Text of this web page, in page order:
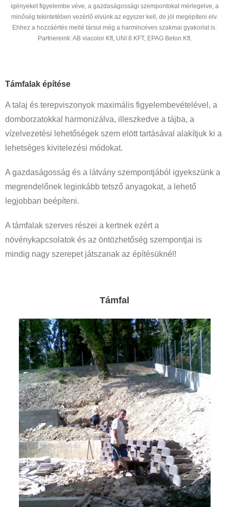
igényeket figyelembe véve, a gazdaságossági szempontokat mérlegelve, a
minőség tekintetében vezérlő elvünk az egyszer kell, de jól megépíteni elv.
Ehhez a hozzáértés mellé társul még a harmincéves szakmai gyakorlat is.
Partnereink: AB viacolor Kft, UNI 8 KFT, EPAG Beton Kft.
Támfal ak építése
A talaj és terepviszonyok maximális figyelembevételével, a
domborzatokkal harmonizálva, illeszkedve a tájba, a
vízelvezetési lehetőségek szem elött tartásával alakítjuk ki a
lehetséges kivitelezési módokat.
A gazdaságosság és a látvány szempontjából igyekszünk a
megrendelőnek leginkább tetsző anyagokat, a lehető
legjobban beépíteni.
A támfalak szerves részei a kertnek ezért a
növénykapcsolatok és az öntözhetőség szempontjai is
mindig nagy szerepet játszanak az építésüknél!
Támfal